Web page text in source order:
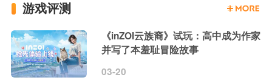
游戏评测
《inZOI云族裔》试玩：高中成为作家
并写了本羞耻冒险故事
03-20